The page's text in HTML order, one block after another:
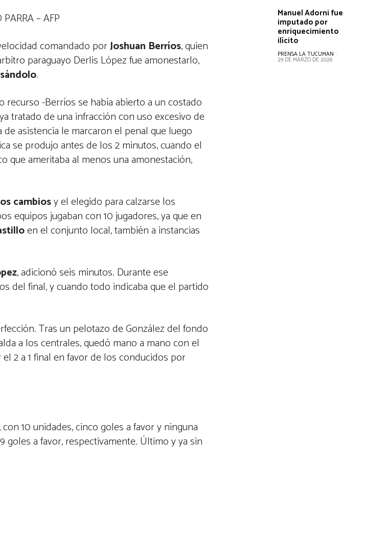
– AFP
comandado porJoshuan Berríos, quien
paraguayo Derlis López fue amonestarlo,
.
-Berríos se había abierto a un costado
tratado de una infracción con uso excesivo de
asistencia le marcaron el penal que luego
se produjo antes de los 2 minutos, cuando el
que ameritaba al menos una amonestación,
cambiosy el elegido para calzarse los
equipos jugaban con 10 jugadores, ya que en
en el conjunto local, también a instancias
, adicionó seis minutos. Durante ese
del final, y cuando todo indicaba que el partido
Tras un pelotazo de González del fondo
a los centrales, quedó mano a mano con el
el 2 a 1 final en favor de los conducidos por
, con 10 unidades, cinco goles a favor y ninguna
a favor, respectivamente. Último y ya sin
Manuel Adorni fue
imputado por
enriquecimiento
ilícito
PRENSA LA TUCUMAN -
29 DE MARZO DE 2026